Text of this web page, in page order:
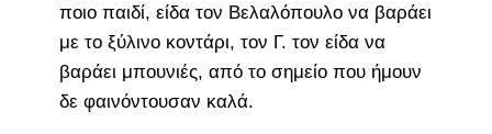
ποιο παιδί, είδα τον Βελαλόπουλο να βαράει
με το ξύλινο κοντάρι, τον Γ. τον είδα να
βαράει μπουνιές, από το σημείο που ήμουν
δε φαινόντουσαν καλά.